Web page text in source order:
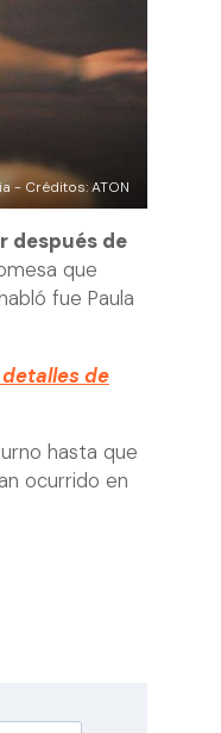
- Créditos: ATON
después de
que
fue Paula
de
hasta que
ocurrido en